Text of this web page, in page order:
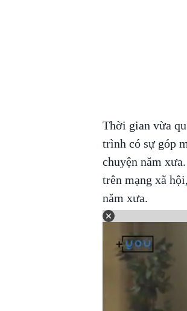
Thời gian vừa
trình có sự góp
chuyện năm
trên mạng xã hội,
năm xưa.